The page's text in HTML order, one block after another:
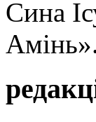
Сина